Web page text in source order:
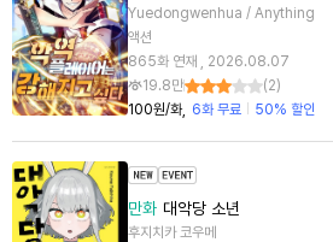
Yuedongwenhua / Anything
액션
865화 연재 , 2026.08.07
19.8만
(2)
100원/화
6화 무료 50% 할인
만화 대악당 소년
후지치카 코우메